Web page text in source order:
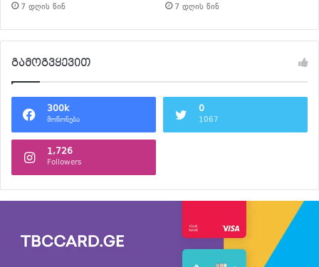
7 დღის წინ 7 დღის წინ
გამოგვყევით
300k
მოწონება
0
1067
1,726
Followers